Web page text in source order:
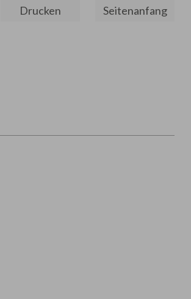
Seitenanfang
Drucken